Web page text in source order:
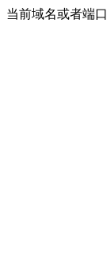
当前域名或者端